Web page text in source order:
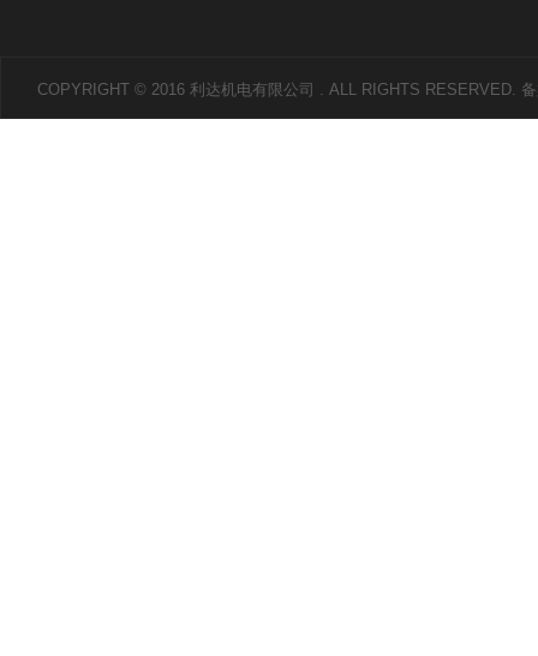
COPYRIGHT © 2016 利达机电有限公司 . ALL RIGHTS RESERVED.